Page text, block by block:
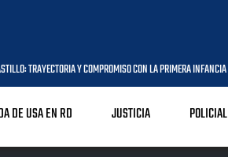
COMPROMISO CON LA PRIMERA INFANCIA AGOSTO 05, 2026
DE USA EN RD JUSTICIA POLICIAL